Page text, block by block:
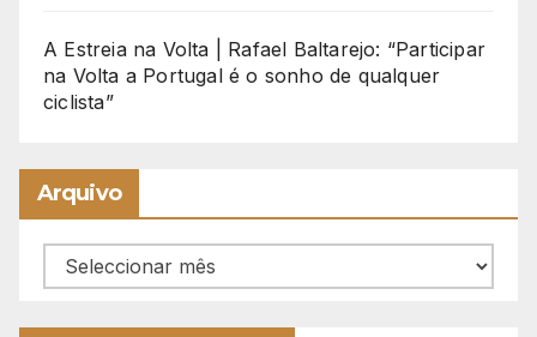
A Estreia na Volta | Rafael Baltarejo: “Participar
na Volta a Portugal é o sonho de qualquer
ciclista”
Arquivo
Arquivo